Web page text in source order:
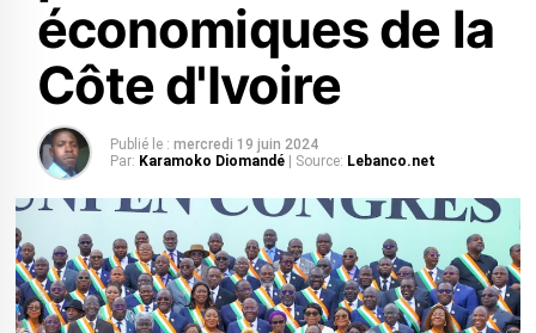
économiques de la
Côte d'Ivoire
Publié le : mercredi 19 juin 2024
Par: Karamoko Diomandé | Source: Lebanco.net